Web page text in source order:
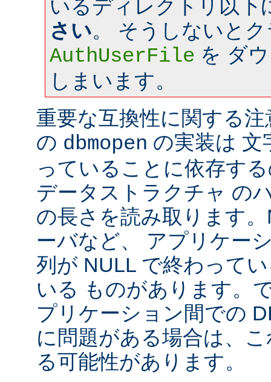
いるディレクトリ以下
さい。 そうしないと
AuthUserFile を ダ
しまいます。
重要な互換性に関する
の dbmopen の実装は 文
っていることに依存す
データストラクチャ の
の長さを読み取ります
ーバなど、 アプリケー
列が NULL で終わって
いる ものがあります。
プリケーション間での
に問題がある場合は、
る可能性があります。